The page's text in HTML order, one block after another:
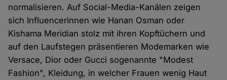
normalisieren. Auf Social-Media-Kanälen zeigen
sich Influencerinnen wie Hanan Osman oder
Kishama Meridian stolz mit ihren Kopftüchern und
auf den Laufstegen präsentieren Modemarken wie
Versace, Dior oder Gucci sogenannte "Modest
Fashion", Kleidung, in welcher Frauen wenig Haut